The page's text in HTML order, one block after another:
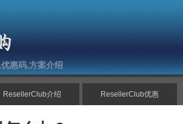
惠码,方案介绍
ResellerClub介绍 ResellerClub优惠